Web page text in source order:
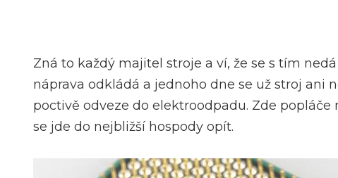
Zná to každý majitel stroje a ví, že se s tím
náprava odkládá a jednoho dne se už stroj ani
poctivě odveze do elektroodpadu. Zde
se jde do nejbližší hospody opít.